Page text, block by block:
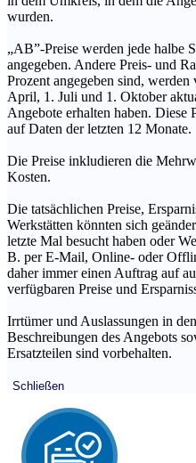
wurden.
„AB”-Preise werden jede halbe
angegeben. Andere Preis- und
Prozent angegeben sind,
April, 1. Juli und 1. Oktober
Angebote erhalten haben. Diese
auf Daten der letzten 12 Monate.
Die Preise inkludieren die
Kosten.
Die tatsächlichen Preise,
Werkstätten könnten sich
letzte Mal besucht haben oder
B. per E-Mail, Online- oder
daher immer einen Auftrag auf
verfügbaren Preise und
Irrtümer und Auslassungen in
Beschreibungen des Angebots
Ersatzteilen sind vorbehalten.
Schließen